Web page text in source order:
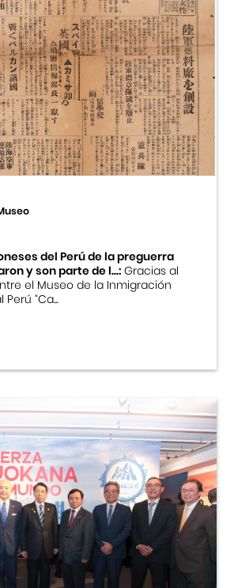
del Perú de la preguerra
y son parte de l...:Gracias al
el Museo de la Inmigración
“Ca...